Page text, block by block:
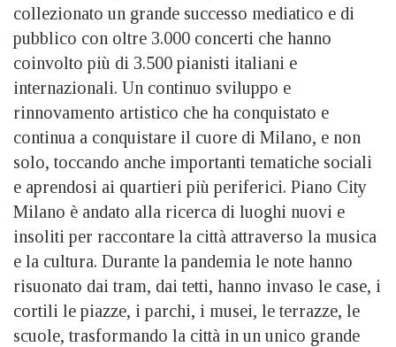
collezionato un grande successo mediatico e di
pubblico con oltre 3.000 concerti che hanno
coinvolto più di 3.500 pianisti italiani e
internazionali. Un continuo sviluppo e
rinnovamento artistico che ha conquistato e
continua a conquistare il cuore di Milano, e non
solo, toccando anche importanti tematiche sociali
e aprendosi ai quartieri più periferici. Piano City
Milano è andato alla ricerca di luoghi nuovi e
insoliti per raccontare la città attraverso la musica
e la cultura. Durante la pandemia le note hanno
risuonato dai tram, dai tetti, hanno invaso le case, i
cortili le piazze, i parchi, i musei, le terrazze, le
scuole, trasformando la città in un unico grande